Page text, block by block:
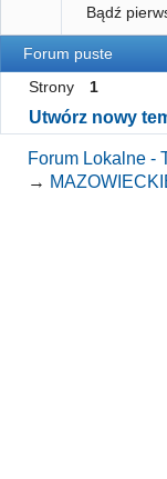
Bądź
Forum puste
Strony
1
Utwórz nowy
Forum Lokalne -
→